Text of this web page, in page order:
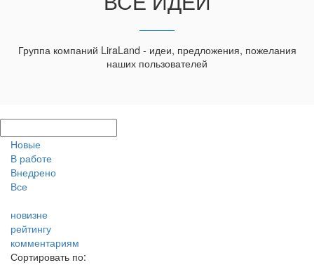
Группа компаний LiraLand - идеи, предложения, пожелания
наших пользователей
Новые
В работе
Внедрено
Все
новизне
рейтингу
комментариям
Сортировать по: